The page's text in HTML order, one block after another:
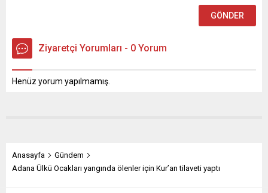
Ziyaretçi Yorumları - 0 Yorum
Henüz yorum yapılmamış.
Anasayfa
Gündem
Adana Ülkü Ocakları yangında ölenler için Kur’an tilaveti yaptı